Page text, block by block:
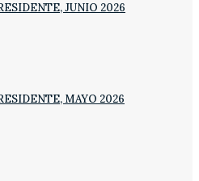
JUNIO 2026
MAYO 2026